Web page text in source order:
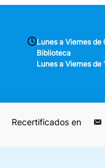
Lunes a Viernes
Biblioteca
Lunes a Viernes de
Recertificados en